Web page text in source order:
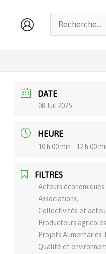
Rechercher :
DATE
08 Juil 2025
HEURE
10 h 00 min - 12 h 00
FILTRES
Acteurs économiques
Associations,
Collectivités et
Producteurs
Projets Alimentaires
Qualité et